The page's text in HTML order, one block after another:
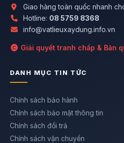
Giao hàng toàn quốc nhanh
Hotline: 08 5759 8368
info@vatlieuxaydung.info.vn
Giải quyết tranh chấp & Bản
DANH MỤC TIN TỨC
Chính sách bảo hành
Chính sách bảo mật thông tin
Chính sách đổi trả
Chính sách vận chuyển